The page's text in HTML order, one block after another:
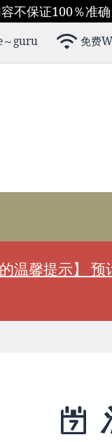
不保证100％准
～guru 免费
温馨提示】